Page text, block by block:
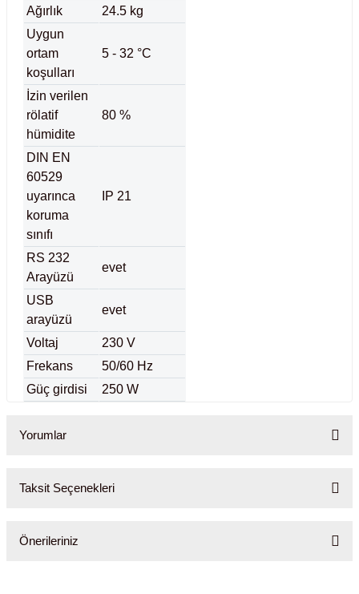
Ağırlık
24.5 kg
Uygun
ortam
koşulları
5 - 32 °C
İzin verilen
rölatif
hümidite
80 %
DIN EN
60529
uyarınca
koruma
sınıfı
IP 21
RS 232
Arayüzü
evet
USB
arayüzü
evet
Voltaj
230 V
Frekans
50/60 Hz
Güç girdisi
250 W
Yorumlar
Taksit Seçenekleri
Önerileriniz